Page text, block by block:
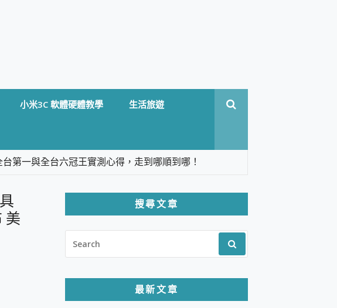
小米3C 軟體硬體教學 生活旅遊
第一與全台六冠王實測心得，走到哪順到哪！
攝影機 SpotCam Solo 3 2.5K高畫質戶外攝影機 開箱 評
輕薄商務筆電 Copilot+ PC
像、持久續航與 IP69K 高防護
測
版本 開箱 評測
美
搜尋文章
FOR:
最新文章